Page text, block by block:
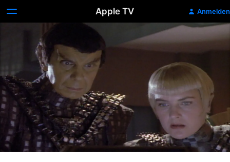
Apple TV Anmelden